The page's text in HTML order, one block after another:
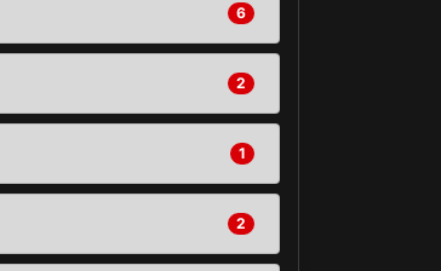
6
2
1
2